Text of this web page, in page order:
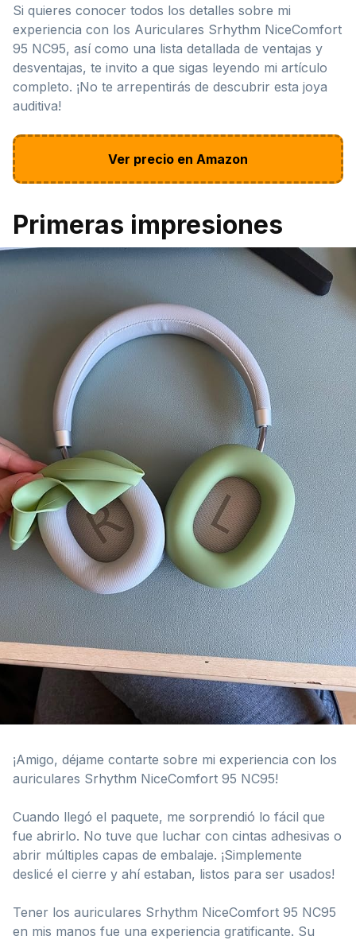
Si quieres conocer todos los detalles sobre mi
experiencia con los Auriculares Srhythm NiceComfort
95 NC95, así como una lista detallada de ventajas y
desventajas, te invito a que sigas leyendo mi artículo
completo. ¡No te arrepentirás de descubrir esta joya
auditiva!
Ver precio en Amazon
Primeras impresiones
¡Amigo, déjame contarte sobre mi experiencia con los
auriculares Srhythm NiceComfort 95 NC95!
Cuando llegó el paquete, me sorprendió lo fácil que
fue abrirlo. No tuve que luchar con cintas adhesivas o
abrir múltiples capas de embalaje. ¡Simplemente
deslicé el cierre y ahí estaban, listos para ser usados!
Tener los auriculares Srhythm NiceComfort 95 NC95
en mis manos fue una experiencia gratificante. Su